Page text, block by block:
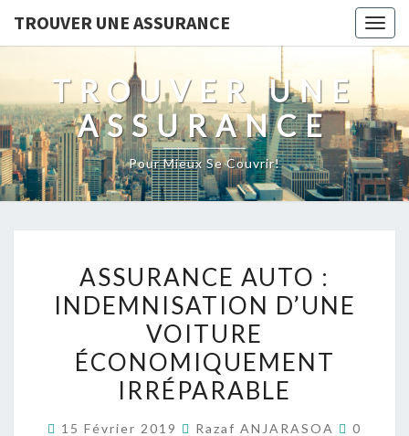
TROUVER UNE ASSURANCE
TROUVER UNE
ASSURANCE
Pour Mieux Se Couvrir!
AUTO :
INDEMNISATION
D’UNE
VOITURE
ÉCONOMIQUEMENT
IRRÉPARABLE
ASSURANCE AUTO :
INDEMNISATION D’UNE
VOITURE
ÉCONOMIQUEMENT
IRRÉPARABLE
15 Février 2019 Razaf ANJARASOA
0